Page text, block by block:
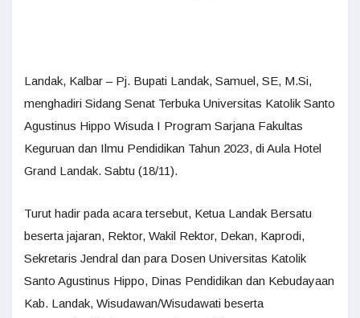
Landak, Kalbar – Pj. Bupati Landak, Samuel, SE, M.Si,
menghadiri Sidang Senat Terbuka Universitas Katolik Santo
Agustinus Hippo Wisuda I Program Sarjana Fakultas
Keguruan dan Ilmu Pendidikan Tahun 2023, di Aula Hotel
Grand Landak. Sabtu (18/11).
Turut hadir pada acara tersebut, Ketua Landak Bersatu
beserta jajaran, Rektor, Wakil Rektor, Dekan, Kaprodi,
Sekretaris Jendral dan para Dosen Universitas Katolik
Santo Agustinus Hippo, Dinas Pendidikan dan Kebudayaan
Kab. Landak, Wisudawan/Wisudawati beserta